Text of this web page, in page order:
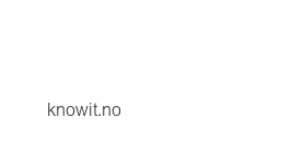
knowit.no